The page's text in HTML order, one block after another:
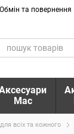
та повернення
Mac
всіх та кожного